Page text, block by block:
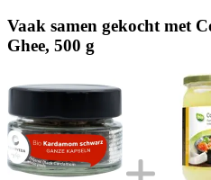
Vaak samen gekocht met
Ghee, 500 g